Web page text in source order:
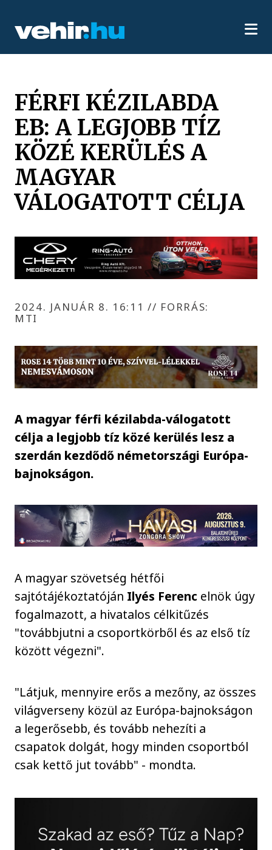
FÉRFI KÉZILABDA
EB: A LEGJOBB TÍZ
KÖZÉ KERÜLÉS A
MAGYAR
VÁLOGATOTT CÉLJA
2024. JANUÁR 8. 16:11// FORRÁS:
MTI
A magyar férfi kézilabda-válogatott
célja a legjobb tíz közé kerülés lesz a
szerdán kezdődő németországi Európa-
bajnokságon.
A magyar szövetség hétfői
sajtótájékoztatóján Ilyés Ferenc elnök úgy
fogalmazott, a hivatalos célkitűzés
"továbbjutni a csoportkörből és az első tíz
között végezni".
"Látjuk, mennyire erős a mezőny, az összes
világverseny közül az Európa-bajnokságon
a legerősebb, és tovább nehezíti a
csapatok dolgát, hogy minden csoportból
csak kettő jut tovább" - mondta.